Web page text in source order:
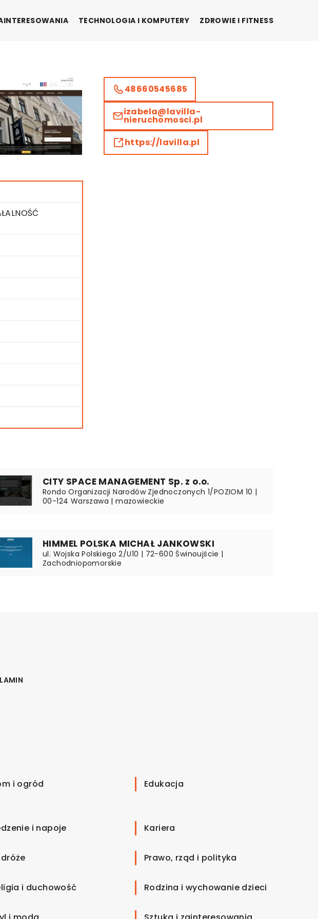
TECHNOLOGIA I KOMPUTERY ZDROWIE I FITNESS
48660545685
izabela@lavilla-
nieruchomosci.pl
https://lavilla.pl
CITY SPACE MANAGEMENT Sp. z o.o.
Rondo Organizacji Narodów Zjednoczonych 1/POZIOM 10 |
00-124 Warszawa | mazowieckie
HIMMEL POLSKA MICHAŁ JANKOWSKI
ul. Wojska Polskiego 2/U10 | 72-600 Świnoujście |
Zachodniopomorskie
i ogród Edukacja
i napoje Kariera
Prawo, rząd i polityka
i duchowość Rodzina i wychowanie dzieci